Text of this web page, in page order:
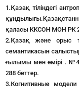
1.Қазақ тіліндегі
қаласы ККСОН МОН РК
2.Қазақ және орыс
семантикасын
ғылымы мен өмірі .
288 беттер.
3.Когнитивные модели